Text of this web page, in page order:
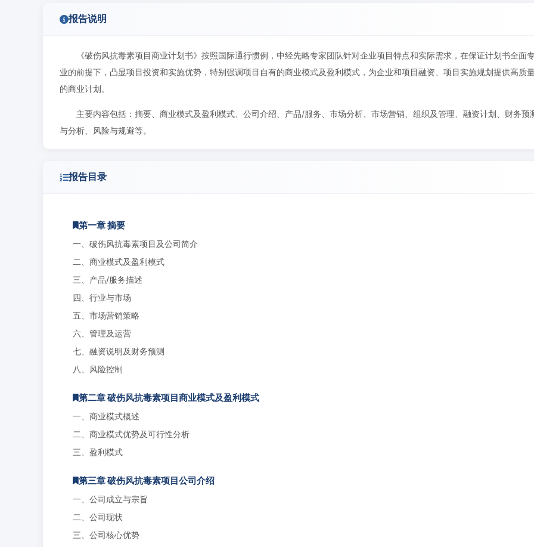
报告说明
《破伤风抗毒素项目商业计划书》按照国际通行惯例，中经先略专家团队针对企业项目特点和实际需求，在保证计划书全面
业的前提下，凸显项目投资和实施优势，特别强调项目自有的商业模式及盈利模式，为企业和项目融资、项目实施规划提供高质
的商业计划。
主要内容包括：摘要、商业模式及盈利模式、公司介绍、产品/服务、市场分析、市场营销、组织及管理、融资计划、财务预
与分析、风险与规避等。
报告目录
第一章 摘要
一、破伤风抗毒素项目及公司简介
二、商业模式及盈利模式
三、产品/服务描述
四、行业与市场
五、市场营销策略
六、管理及运营
七、融资说明及财务预测
八、风险控制
第二章 破伤风抗毒素项目商业模式及盈利模式
一、商业模式概述
二、商业模式优势及可行性分析
三、盈利模式
第三章 破伤风抗毒素项目公司介绍
一、公司成立与宗旨
二、公司现状
三、公司核心优势